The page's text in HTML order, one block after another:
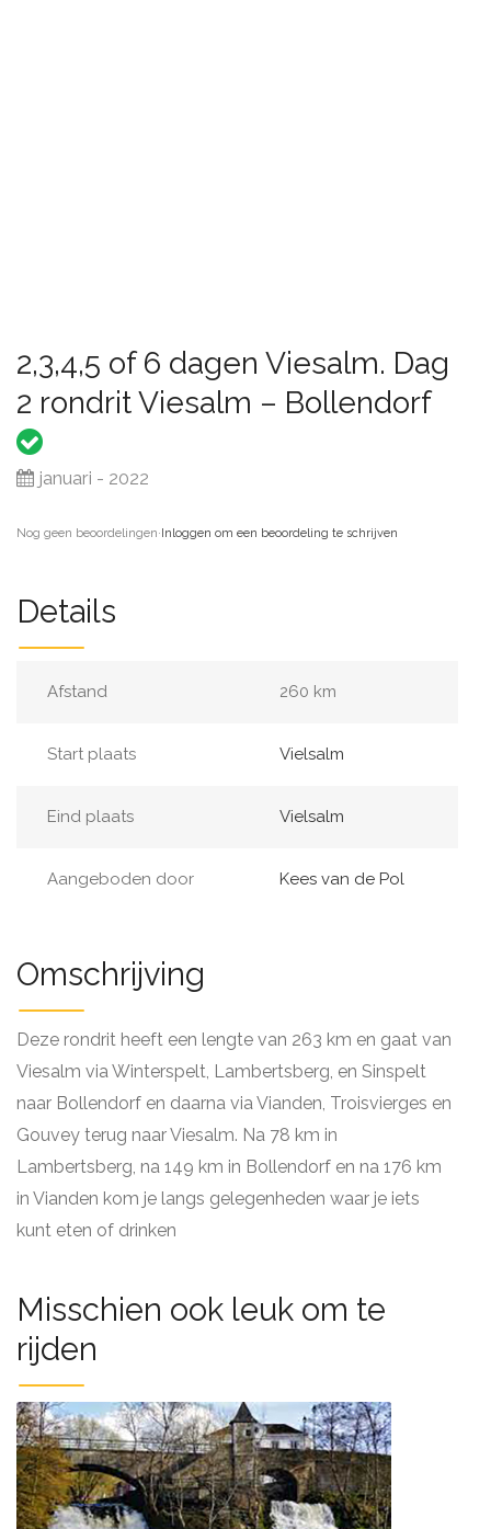
2,3,4,5 of 6 dagen Viesalm. Dag
2 rondrit Viesalm – Bollendorf
januari - 2022
Nog geen beoordelingen·Inloggen om een beoordeling te schrijven
Details
Afstand 260 km
Start plaats Vielsalm
Eind plaats Vielsalm
Aangeboden door Kees van de Pol
Omschrijving
Deze rondrit heeft een lengte van 263 km en gaat van
Viesalm via Winterspelt, Lambertsberg, en Sinspelt
naar Bollendorf en daarna via Vianden, Troisvierges en
Gouvey terug naar Viesalm. Na 78 km in
Lambertsberg, na 149 km in Bollendorf en na 176 km
in Vianden kom je langs gelegenheden waar je iets
kunt eten of drinken
Misschien ook leuk om te
rijden